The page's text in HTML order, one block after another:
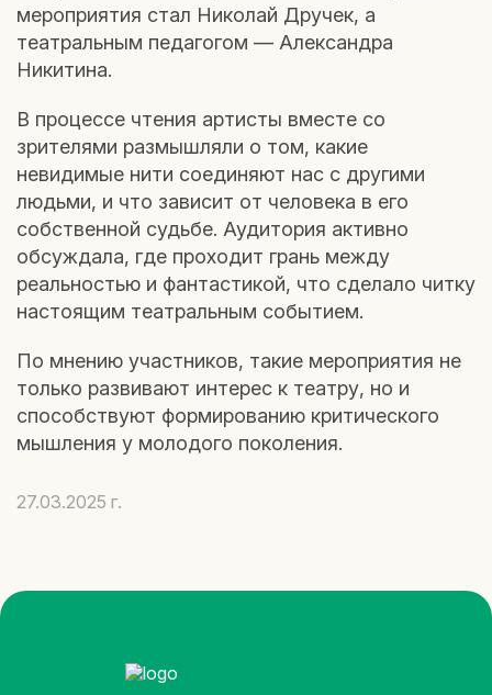
мероприятия стал Николай Дручек, а
театральным педагогом — Александра
Никитина.
В процессе чтения артисты вместе со
зрителями размышляли о том, какие
невидимые нити соединяют нас с другими
людьми, и что зависит от человека в его
собственной судьбе. Аудитория активно
обсуждала, где проходит грань между
реальностью и фантастикой, что сделало читку
настоящим театральным событием.
По мнению участников, такие мероприятия не
только развивают интерес к театру, но и
способствуют формированию критического
мышления у молодого поколения.
27.03.2025 г.